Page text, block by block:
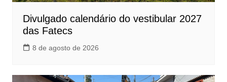
Divulgado calendário do vestibular 2027
das Fatecs
8 de agosto de 2026